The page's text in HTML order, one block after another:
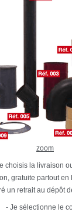
zoom
choisis la livraison
gratuite partout
un retrait au dépôt
- Je sélectionne le